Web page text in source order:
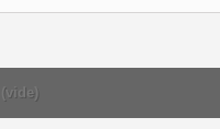
(vide)